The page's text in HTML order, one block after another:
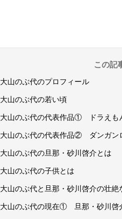
この記
大山のぶ代のプロフィール
大山のぶ代の若い頃
大山のぶ代の代表作品① ドラえも
大山のぶ代の代表作品② ダンガン
大山のぶ代の旦那・砂川啓介とは
大山のぶ代の子供とは
大山のぶ代と旦那・砂川啓介の壮絶
大山のぶ代の現在① 旦那・砂川啓